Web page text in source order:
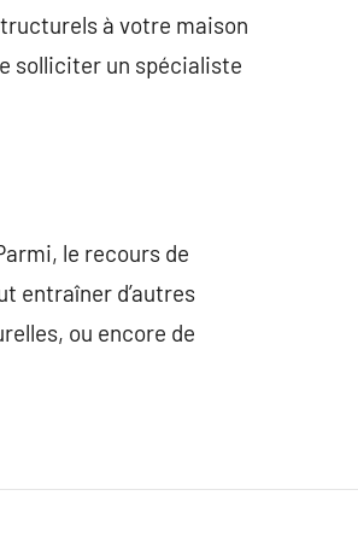
à votre maison
solliciter un spécialiste
le recours de
entraîner d’autres
ou encore de